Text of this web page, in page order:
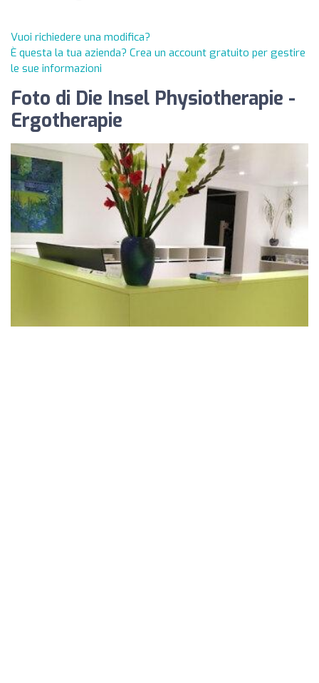
Vuoi richiedere una modifica?
È questa la tua azienda? Crea un account gratuito per gestire
le sue informazioni
Foto di Die Insel Physiotherapie -
Ergotherapie